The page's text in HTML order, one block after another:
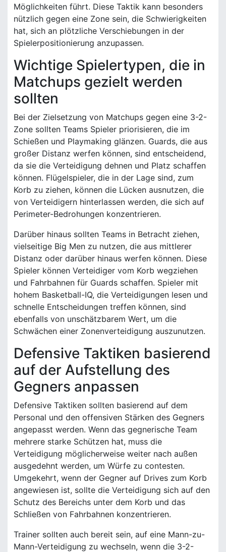
Möglichkeiten führt. Diese Taktik kann besonders
nützlich gegen eine Zone sein, die Schwierigkeiten
hat, sich an plötzliche Verschiebungen in der
Spielerpositionierung anzupassen.
Wichtige Spielertypen, die in
Matchups gezielt werden
sollten
Bei der Zielsetzung von Matchups gegen eine 3-2-
Zone sollten Teams Spieler priorisieren, die im
Schießen und Playmaking glänzen. Guards, die aus
großer Distanz werfen können, sind entscheidend,
da sie die Verteidigung dehnen und Platz schaffen
können. Flügelspieler, die in der Lage sind, zum
Korb zu ziehen, können die Lücken ausnutzen, die
von Verteidigern hinterlassen werden, die sich auf
Perimeter-Bedrohungen konzentrieren.
Darüber hinaus sollten Teams in Betracht ziehen,
vielseitige Big Men zu nutzen, die aus mittlerer
Distanz oder darüber hinaus werfen können. Diese
Spieler können Verteidiger vom Korb wegziehen
und Fahrbahnen für Guards schaffen. Spieler mit
hohem Basketball-IQ, die Verteidigungen lesen und
schnelle Entscheidungen treffen können, sind
ebenfalls von unschätzbarem Wert, um die
Schwächen einer Zonenverteidigung auszunutzen.
Defensive Taktiken basierend
auf der Aufstellung des
Gegners anpassen
Defensive Taktiken sollten basierend auf dem
Personal und den offensiven Stärken des Gegners
angepasst werden. Wenn das gegnerische Team
mehrere starke Schützen hat, muss die
Verteidigung möglicherweise weiter nach außen
ausgedehnt werden, um Würfe zu contesten.
Umgekehrt, wenn der Gegner auf Drives zum Korb
angewiesen ist, sollte die Verteidigung sich auf den
Schutz des Bereichs unter dem Korb und das
Schließen von Fahrbahnen konzentrieren.
Trainer sollten auch bereit sein, auf eine Mann-zu-
Mann-Verteidigung zu wechseln, wenn die 3-2-